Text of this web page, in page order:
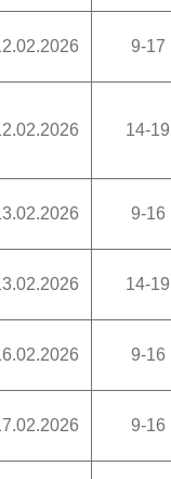
9-17
14-19
9-16
14-19
9-16
9-16